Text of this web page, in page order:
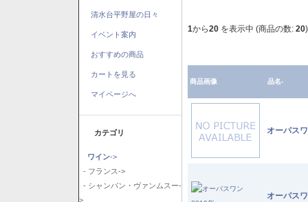
清水台平野屋の日々
イベント案内
おすすめの商品
カートを見る
マイページへ
カテゴリ
ワイン->
- フランス->
- シャンパン・ヴァンムスー-
>
1から20 を表示中 (商品の数: 20)
商品画像 品名-
オーパス
オーパス